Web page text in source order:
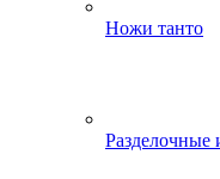
Ножи танто